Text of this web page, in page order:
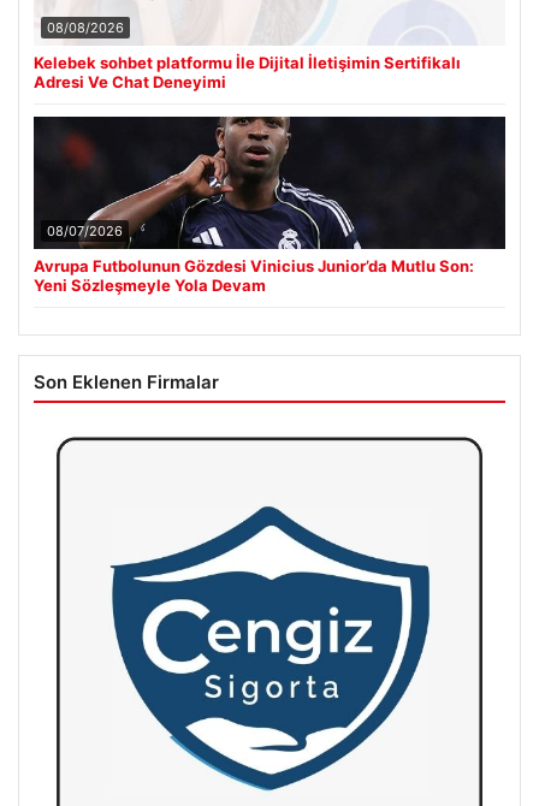
08/08/2026
Kelebek sohbet platformu İle Dijital İletişimin Sertifikalı
Adresi Ve Chat Deneyimi
08/07/2026
Avrupa Futbolunun Gözdesi Vinicius Junior’da Mutlu Son:
Yeni Sözleşmeyle Yola Devam
Son Eklenen Firmalar